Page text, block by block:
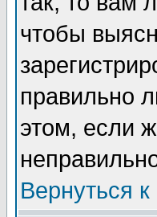
чтобы
правильно
этом, если
Вернуться